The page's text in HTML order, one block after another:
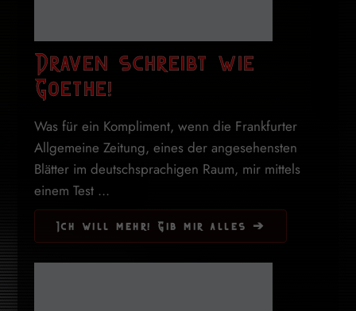
Draven schreibt wie
Goethe!
Was für ein Kompliment, wenn die Frankfurter
Allgemeine Zeitung, eines der angesehensten
Blätter im deutschsprachigen Raum, mir mittels
einem Test ...
Ich will mehr! Gib mir alles ➔